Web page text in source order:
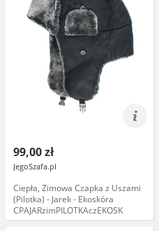
99,00 zł
JegoSzafa.pl
Ciepła, Zimowa Czapka z Uszami
(Pilotka) - Jarek - Ekoskóra
CPAJARzimPILOTKAczEKOSK